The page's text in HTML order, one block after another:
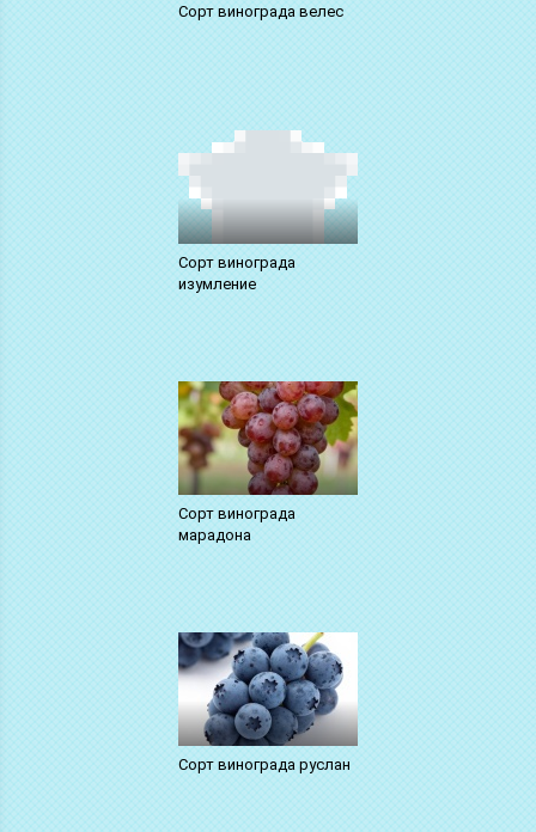
Сорт винограда велес
Сорт винограда
изумление
Сорт винограда
марадона
Сорт винограда руслан